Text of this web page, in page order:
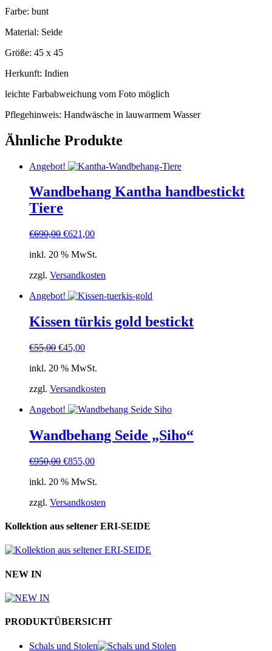
Farbe: bunt
Material: Seide
Größe: 45 x 45
Herkunft: Indien
leichte Farbabweichung vom Foto möglich
Pflegehinweis: Handwäsche in lauwarmem Wasser
Ähnliche Produkte
Angebot!
Wandbehang Kantha handbestickt
Tiere
€690,00 Ursprünglicher
war:
€621,00Aktueller
ist:
inkl. 20 % MwSt.
zzgl. Versandkosten
Angebot!
Kissen türkis gold bestickt
€55,00 Ursprünglicher
war:
€45,00Aktueller
ist:
inkl. 20 % MwSt.
zzgl. Versandkosten
Angebot!
Wandbehang Seide „Siho“
€950,00 Ursprünglicher
war:
€855,00Aktueller
ist:
inkl. 20 % MwSt.
zzgl. Versandkosten
Kollektion aus seltener ERI-SEIDE
NEW IN
PRODUKTÜBERSICHT
Schals und Stolen